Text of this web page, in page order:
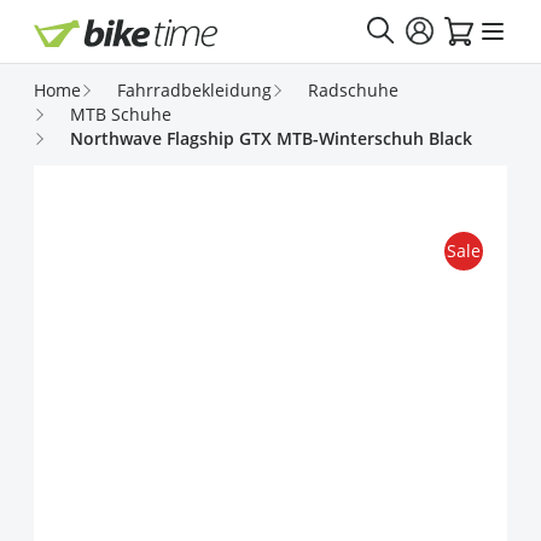
Direkt zum Inhalt
Home Fahrradbekleidung
Radschuhe
MTB Schuhe
Northwave Flagship GTX MTB-Winterschuh Black
Sale